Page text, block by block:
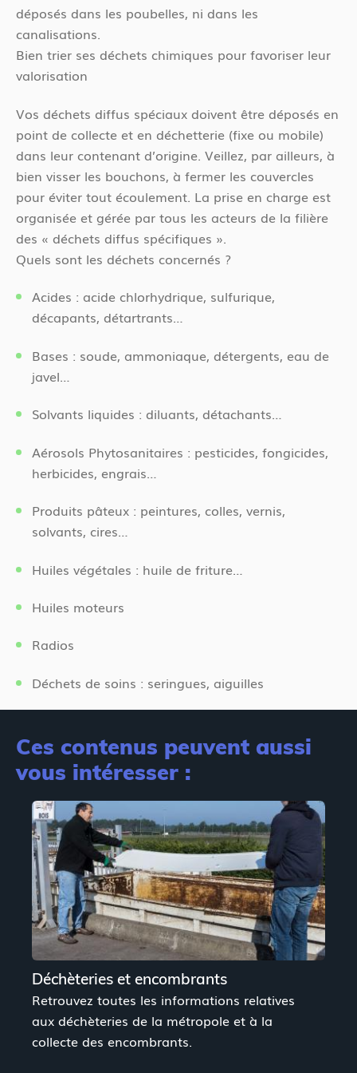
déposés dans les poubelles, ni dans les
canalisations.
Bien trier ses déchets chimiques pour favoriser leur
valorisation
Vos déchets diffus spéciaux doivent être déposés en
point de collecte et en déchetterie (fixe ou mobile)
dans leur contenant d’origine. Veillez, par ailleurs, à
bien visser les bouchons, à fermer les couvercles
pour éviter tout écoulement. La prise en charge est
organisée et gérée par tous les acteurs de la filière
des « déchets diffus spécifiques ».
Quels sont les déchets concernés ?
Acides : acide chlorhydrique, sulfurique,
décapants, détartrants…
Bases : soude, ammoniaque, détergents, eau de
javel…
Solvants liquides : diluants, détachants…
Aérosols Phytosanitaires : pesticides, fongicides,
herbicides, engrais…
Produits pâteux : peintures, colles, vernis,
solvants, cires…
Huiles végétales : huile de friture…
Huiles moteurs
Radios
Déchets de soins : seringues, aiguilles
Ces contenus peuvent aussi
vous intéresser :
Déchèteries et encombrants
Retrouvez toutes les informations relatives
aux déchèteries de la métropole et à la
collecte des encombrants.